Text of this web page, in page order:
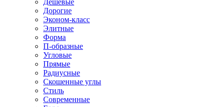
Дешевые
Дорогие
Эконом-класс
Элитные
Форма
П-образные
Угловые
Прямые
Радиусные
Скошенные углы
Стиль
Современные